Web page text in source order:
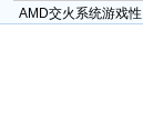
AMD交火系统游戏性